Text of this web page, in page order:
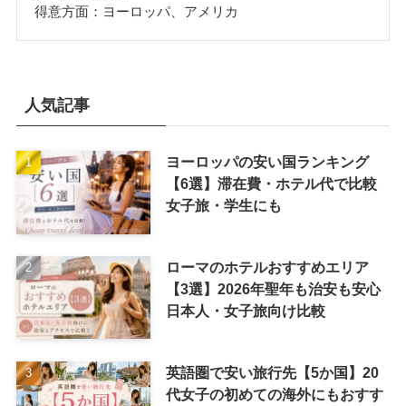
得意方面：ヨーロッパ、アメリカ
人気記事
ヨーロッパの安い国ランキング
【6選】滞在費・ホテル代で比較
女子旅・学生にも
ローマのホテルおすすめエリア
【3選】2026年聖年も治安も安心
日本人・女子旅向け比較
英語圏で安い旅行先【5か国】20
代女子の初めての海外にもおすす